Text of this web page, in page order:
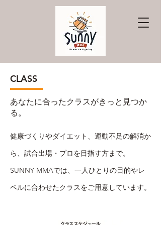
CLASS
あなたに合ったクラスがきっと見つか
る。
健康づくりやダイエット、運動不足の解消か
ら、試合出場・プロを目指す方まで。
SUNNY MMAでは、一人ひとりの目的やレ
ベルに合わせたクラスをご用意しています。